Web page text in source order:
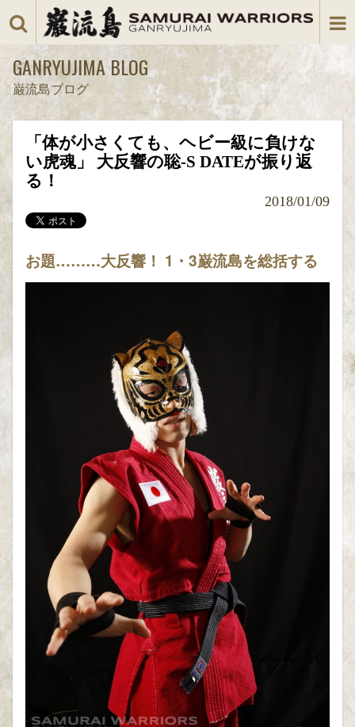
GANRYUJIMA BLOG
巌流島ブログ
「体が小さくても、ヘビー級に負けな
い虎魂」 大反響の聡-S DATEが振り返
る！
2018/01/09
お題………大反響！ 1・3巌流島を総括する